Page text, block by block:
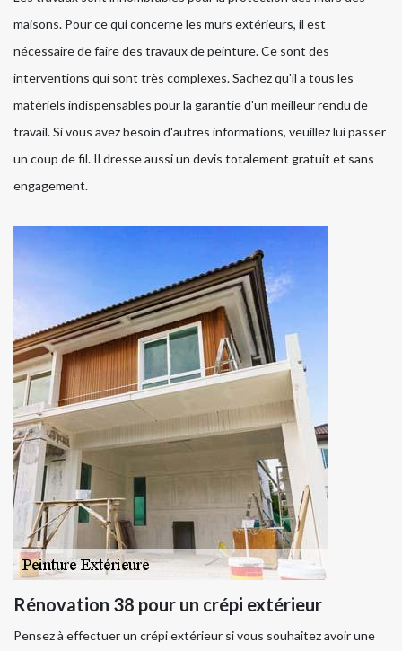
maisons. Pour ce qui concerne les murs extérieurs, il est
nécessaire de faire des travaux de peinture. Ce sont des
interventions qui sont très complexes. Sachez qu'il a tous les
matériels indispensables pour la garantie d'un meilleur rendu de
travail. Si vous avez besoin d'autres informations, veuillez lui passer
un coup de fil. Il dresse aussi un devis totalement gratuit et sans
engagement.
Rénovation 38 pour un crépi extérieur
Pensez à effectuer un crépi extérieur si vous souhaitez avoir une